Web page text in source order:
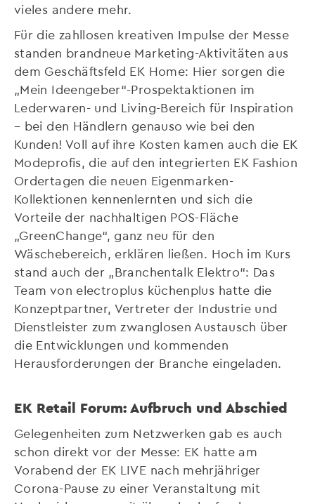
vieles andere mehr.
Für die zahllosen kreativen Impulse der Messe
standen brandneue Marketing-Aktivitäten aus
dem Geschäftsfeld EK Home: Hier sorgen die
„Mein Ideengeber“-Prospektaktionen im
Lederwaren- und Living-Bereich für Inspiration
– bei den Händlern genauso wie bei den
Kunden! Voll auf ihre Kosten kamen auch die EK
Modeprofis, die auf den integrierten EK Fashion
Ordertagen die neuen Eigenmarken-
Kollektionen kennenlernten und sich die
Vorteile der nachhaltigen POS-Fläche
„GreenChange“, ganz neu für den
Wäschebereich, erklären ließen. Hoch im Kurs
stand auch der „Branchentalk Elektro“: Das
Team von electroplus küchenplus hatte die
Konzeptpartner, Vertreter der Industrie und
Dienstleister zum zwanglosen Austausch über
die Entwicklungen und kommenden
Herausforderungen der Branche eingeladen.
EK Retail Forum: Aufbruch und Abschied
Gelegenheiten zum Netzwerken gab es auch
schon direkt vor der Messe: EK hatte am
Vorabend der EK LIVE nach mehrjähriger
Corona-Pause zu einer Veranstaltung mit